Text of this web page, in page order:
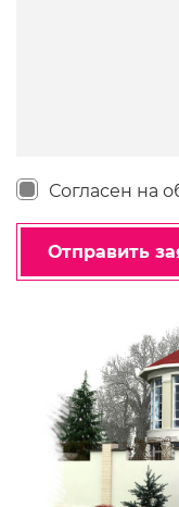
Согласен на
Отправить